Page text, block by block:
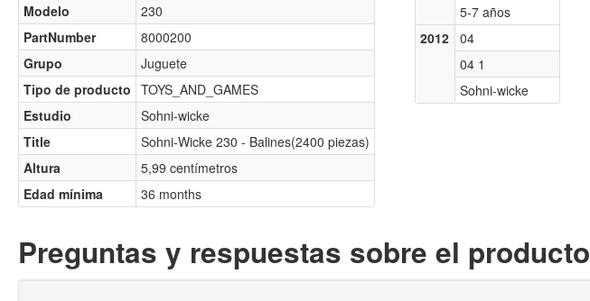
Modelo
230
PartNumber
8000200
Grupo
Juguete
Tipo de producto TOYS_AND_GAMES
Estudio
Sohni-wicke
Title
Sohni-Wicke 230 - Balines(2400 piezas)
Altura
5,99 centímetros
Edad mínima
36 months
5-7 años
2012
04
04 1
Sohni-wicke
Preguntas y respuestas sobre el producto